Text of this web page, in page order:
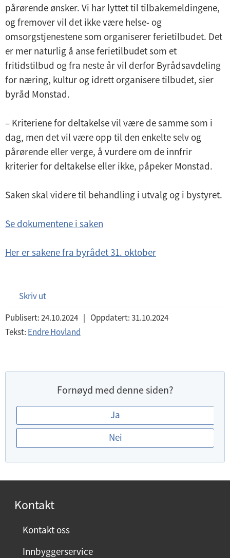
pårørende ønsker. Vi har lyttet til tilbakemeldingene,
og fremover vil det ikke være helse- og
omsorgstjenestene som organiserer ferietilbudet. Det
er mer naturlig å anse ferietilbudet som et
fritidstilbud og fra neste år vil derfor Byrådsavdeling
for næring, kultur og idrett organisere tilbudet, sier
byråd Monstad.
– Kriteriene for deltakelse vil være de samme som i
dag, men det vil være opp til den enkelte selv og
pårørende eller verge, å vurdere om de innfrir
kriterier for deltakelse eller ikke, påpeker Monstad.
Saken skal videre til behandling i utvalg og i bystyret.
Se dokumentene i saken
Her er sakene fra byrådet 31. oktober
Skriv ut
Publisert:24.10.2024 | Oppdatert:31.10.2024
Tekst: Endre Hovland
Fornøyd med denne siden?
E
r
o
r
n
Ja
Nei
Kontakt
Kontakt oss
Innbyggerservice